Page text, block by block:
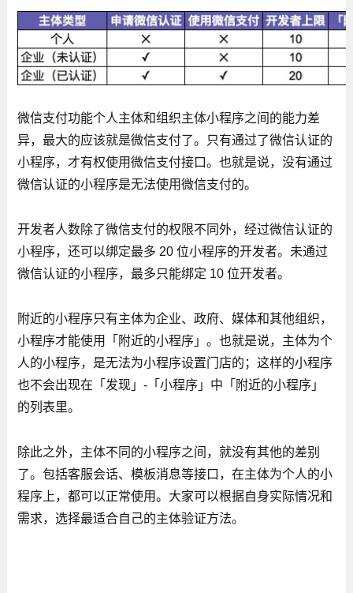
微信支付功能个人主体和组织主体小程序之间的能力差
异，最大的应该就是微信支付了。只有通过了微信认证的
小程序，才有权使用微信支付接口。也就是说，没有通过
微信认证的小程序是无法使用微信支付的。
开发者人数除了微信支付的权限不同外，经过微信认证的
小程序，还可以绑定最多 20 位小程序的开发者。未通过
微信认证的小程序，最多只能绑定 10 位开发者。
附近的小程序只有主体为企业、政府、媒体和其他组织，
小程序才能使用「附近的小程序」。也就是说，主体为个
人的小程序，是无法为小程序设置门店的；这样的小程序
也不会出现在「发现」-「小程序」中「附近的小程序」
的列表里。
除此之外，主体不同的小程序之间，就没有其他的差别
了。包括客服会话、模板消息等接口，在主体为个人的小
程序上，都可以正常使用。大家可以根据自身实际情况和
需求，选择最适合自己的主体验证方法。